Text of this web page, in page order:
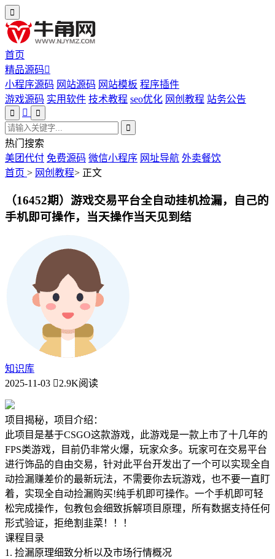
首页
精品源码
小程序源码 网站源码 网站模板 程序插件
游戏源码 实用软件 技术教程 seo优化 网创教程 站务公告
热门搜索
美团代付 免费源码 微信小程序 网址导航 外卖餐饮
首页 > 网创教程> 正文
（16452期）游戏交易平台全自动挂机捡漏，自己的
手机即可操作，当天操作当天见到结
知识库
2025-11-03
2.9K阅读
项目揭秘，项目介绍：
此项目是基于CSGO这款游戏，此游戏是一款上市了十几年的
FPS类游戏，目前仍非常火爆，玩家众多。玩家可在交易平台
进行饰品的自由交易，针对此平台开发出了一个可以实现全自
动捡漏赚差价的最新玩法，不需要你去玩游戏，也不要一直盯
着，实现全自动捡漏购买!纯手机即可操作。一个手机即可轻
松完成操作，包教包会细致拆解项目原理，所有数据支持任何
形式验证，拒绝割韭菜！！！
课程目录
1. 捡漏原理细致分析以及市场行情概况